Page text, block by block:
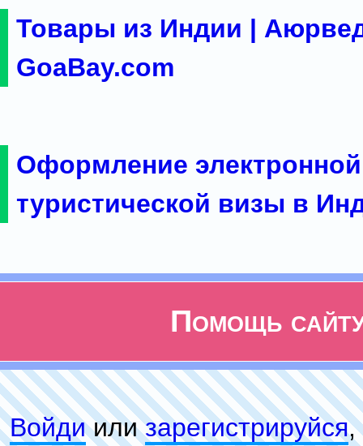
Товары из Индии |
GoaBay.com
Оформление электронной
туристической визы в
Помощь
Войдиилизарeгиcтpируйся,